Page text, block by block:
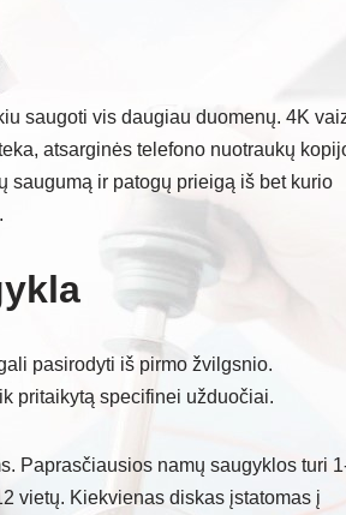
saugoti vis daugiau duomenų. 4K
atsarginės telefono nuotraukų
saugumą ir patogų prieigą iš bet kurio
pasirodyti iš pirmo žvilgsnio.
pritaikytą specifinei užduočiai.
Paprasčiausios namų saugyklos turi
vietų. Kiekvienas diskas įstatomas į